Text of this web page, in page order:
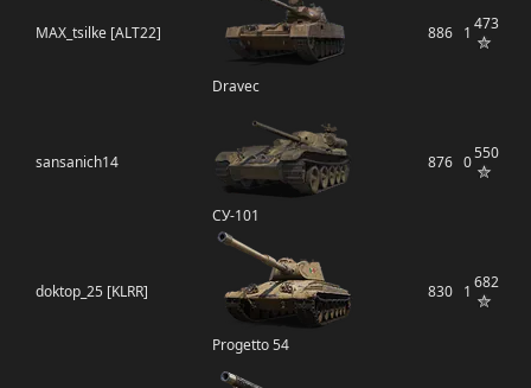
MAX_tsilke [ALT22]
Dravec
886 1 473
sansanich14
СУ-101
876 0550
doktop_25 [KLRR]
Progetto 54
830 1 682